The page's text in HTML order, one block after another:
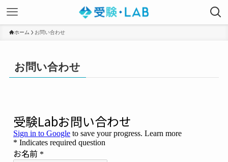
ホーム お問い合わせ
お問い合わせ